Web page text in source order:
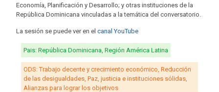
Economía, Planificación y Desarrollo; y otras instituciones de la
República Dominicana vinculadas a la temática del conversatorio.
La sesión se puede ver en el canal YouTube
Pais: República Dominicana, Región América Latina
ODS: Trabajo decente y crecimiento económico, Reducción
de las desigualdades, Paz, justicia e instituciones sólidas,
Alianzas para lograr los objetivos